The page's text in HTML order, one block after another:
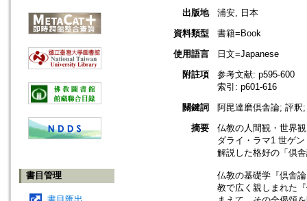
書目管理
出版地
浦安, 日本
資料類型
書籍=Book
使用語言
日文=Japanese
附註項
参考文献: p595-600
索引: p601-616
關鍵詞
阿毘達磨倶舎論; 評釈
摘要
仏教の人間観・世界
ダライ・ラマ1 世ゲ
解説した格好の「倶
仏教の基礎学『倶舎
教で広く親しまれた